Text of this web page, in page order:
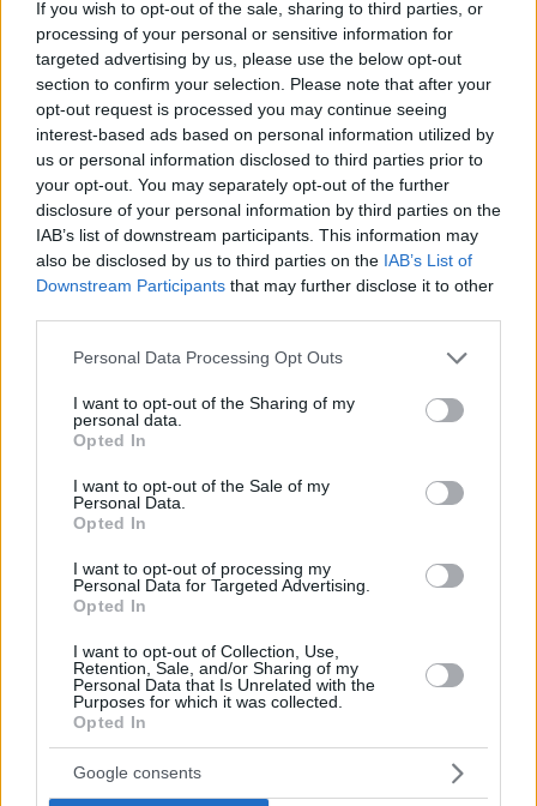
If you wish to opt-out of the sale, sharing to third parties, or
processing of your personal or sensitive information for
targeted advertising by us, please use the below opt-out
section to confirm your selection. Please note that after your
opt-out request is processed you may continue seeing
interest-based ads based on personal information utilized by
us or personal information disclosed to third parties prior to
your opt-out. You may separately opt-out of the further
disclosure of your personal information by third parties on the
IAB’s list of downstream participants. This information may
also be disclosed by us to third parties on the IAB’s List of
Downstream Participants that may further disclose it to other
Please note that this website/app uses one or more Google
not limited to your visit or usage behaviour. You may click to
grant or deny consent to Google and its third-party tags to
use your data for below specified purposes in below Google
consent section.
Personal Data Processing Opt Outs
I want to opt-out of the Sharing of my
personal data.
Opted In
I want to opt-out of the Sale of my
Personal Data.
Opted In
I want to opt-out of processing my
Personal Data for Targeted Advertising.
Opted In
I want to opt-out of Collection, Use,
Retention, Sale, and/or Sharing of my
Personal Data that Is Unrelated with the
Purposes for which it was collected.
Opted In
Google consents
Fidesz-KDNP si è opposto al mondo alle elezioni,”
ha detto.
Il referendum sulla protezione dell’infanzia, svoltosi
contemporaneamente alle elezioni, ha portato “tre milioni e
mezzo di voti validi, con una maggioranza schiacciante in
linea con la posizione del governo”, e ha così conferito al
governo un mandato “ancora più forte di quello del
referendum del 2016 [sulla migrazione]” per rappresentare il
punto di vista ungherese, ha detto.
Leggi anche:Relatore: Norvegia ‘gay Santa annuncio
europea perché
“la guerra probabilmente rovinerà per anni i legami politici,
economici e di sicurezza tra Russia ed Europa,”
Kövér ha detto. “C’è un serio rischio che una nuova cortina
di ferro cada in tutta Europa.” Kövér ha insistito che l’Europa
accadesse. “Sebbene la cultura della Russia sia molto diversa
dall’Europa centrale e occidentale, fa ancora parte
dell’Europa cristiana, ha detto”.
Elezioni parlamentari ungheresi del 2022
Leave a Reply